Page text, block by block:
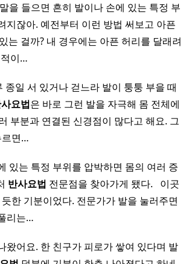
을 들으면 흔히 발이나 손에 있는 특정 부
지잖아. 예전부터 이런 방법 써보고 아픈
는 걸까? 내 경우에는 아픈 허리를 달래려
이…
종일 서 있거나 걷느라 발이 퉁퉁 부을 때
요법은 바로 그런 발을 자극해 몸 전체에
부분과 연결된 신경점이 많다고 해요. 그
르면…
있는 특정 부위를 압박하면 몸의 여러 증
반사요법 전문점을 찾아가게 됐다. ​ ​ 이곳
한 기분이었다. 전문가가 발을 눌러주면
리는…
왔어요. 한 친구가 피로가 쌓여 있다며 발